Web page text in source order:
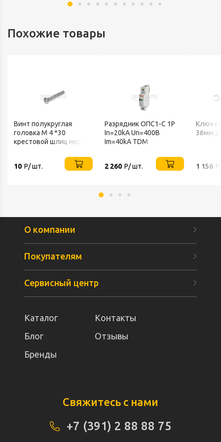
Похожие товары
Винт полукруглая
головка М 4 *30
крестовой шлиц нерж
10 Р/ шт.
Разрядник ОПС1-С 1Р
In=20kA Un=400B
Im=40kA TDM
2 260 Р/ шт.
Ключ
36мм
1 156
О компании
Покупателям
Сервисный центр
Каталог
Контакты
Блог
Отзывы
Бренды
Свяжитесь с нами
+7 (391) 2 88 88 75